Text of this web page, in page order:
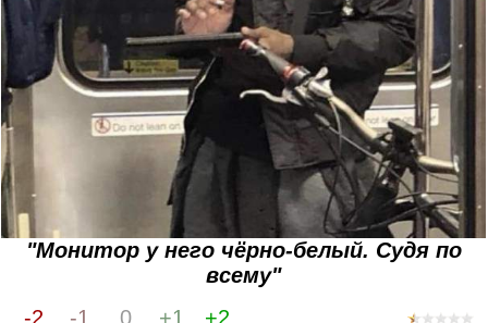
"Монитор у него чёрно-белый. Судя по
всему"
-2
-1 0 +1 +2